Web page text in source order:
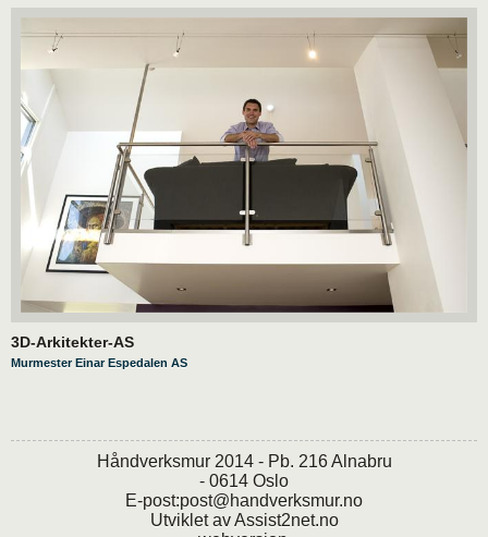
3D-Arkitekter-AS
Murmester Einar Espedalen AS
Håndverksmur 2014 - Pb. 216 Alnabru
- 0614 Oslo
E-post:post@handverksmur.no
Utviklet avAssist2net.no